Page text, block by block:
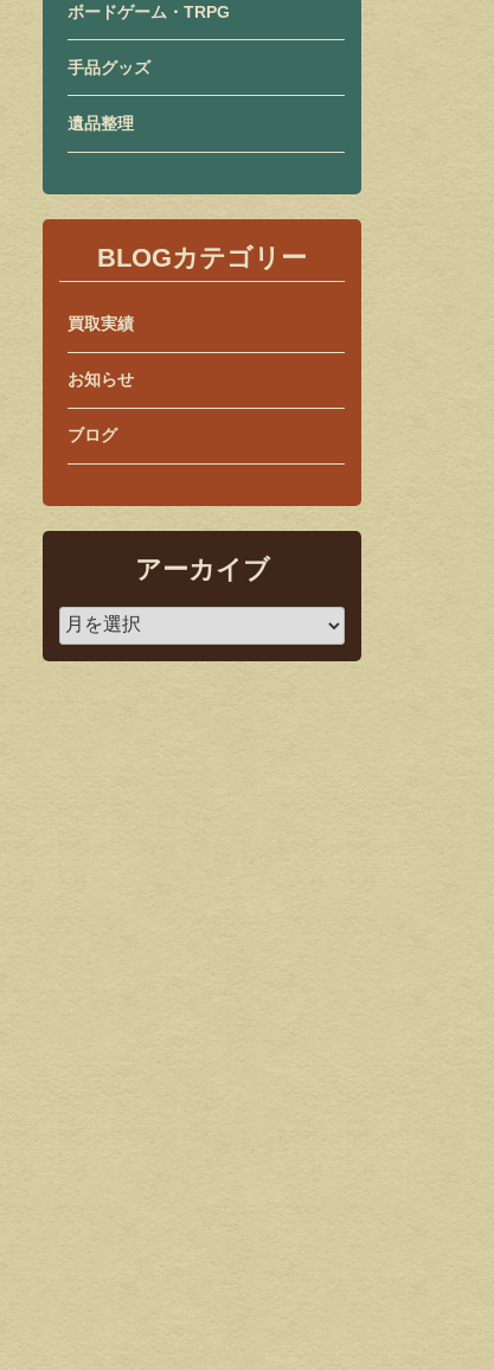
ボードゲーム・TRPG
手品グッズ
遺品整理
BLOGカテゴリー
買取実績
お知らせ
ブログ
アーカイブ